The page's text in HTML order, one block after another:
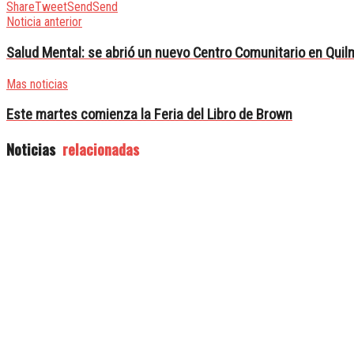
ShareTweetSendSend
Noticia anterior
Salud Mental: se abrió un nuevo Centro Comunitario en
Mas noticias
Este martes comienza la Feria del Libro de Brown
Noticias relacionadas